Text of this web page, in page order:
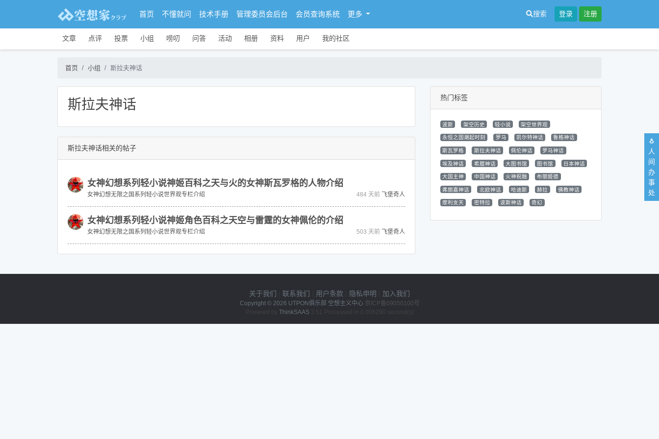
首页 不懂就问 技术手册 管理委员会后台 会员查询系统 更多 搜索 登录 注册
文章 点评 投票 小组 唠叨 问答 活动 相册 资料 用户 我的社区
首页 小组 斯拉夫神话
斯拉夫神话
斯拉夫神话相关的帖子
女神幻想系列轻小说神姬百科之天与火的女神斯瓦罗格的人物介绍
女神幻想无限之国系列轻小说世界观专栏介绍 484 天前 飞堡奇人
女神幻想系列轻小说神姬角色百科之天空与雷霆的女神佩伦的介绍
女神幻想无限之国系列轻小说世界观专栏介绍 503 天前 飞堡奇人
热门标签
波斯 架空历史 轻小说 架空世界观
永恒之国潮起时刻 罗马 凯尔特神话 鲁格神话
斯瓦罗格 斯拉夫神话 佩伦神话 罗马神话
埃及神话 希腊神话 大图书馆 图书馆 日本神话
大国主神 中国神话 火神祝融 布丽姬德
弗丽嘉神话 北欧神话 哈迪斯 赫拉 佛教神话
摩利支天 密特拉 波斯神话 奇幻
关于我们 联系我们 用户条款 隐私申明 加入我们
Copyright © 2026 UTPON俱乐部 空想主义中心 京ICP备09050100号
Powered by ThinkSAAS3.51 Processed in 0.006290 second(s)
🐧
人
间
办
事
处